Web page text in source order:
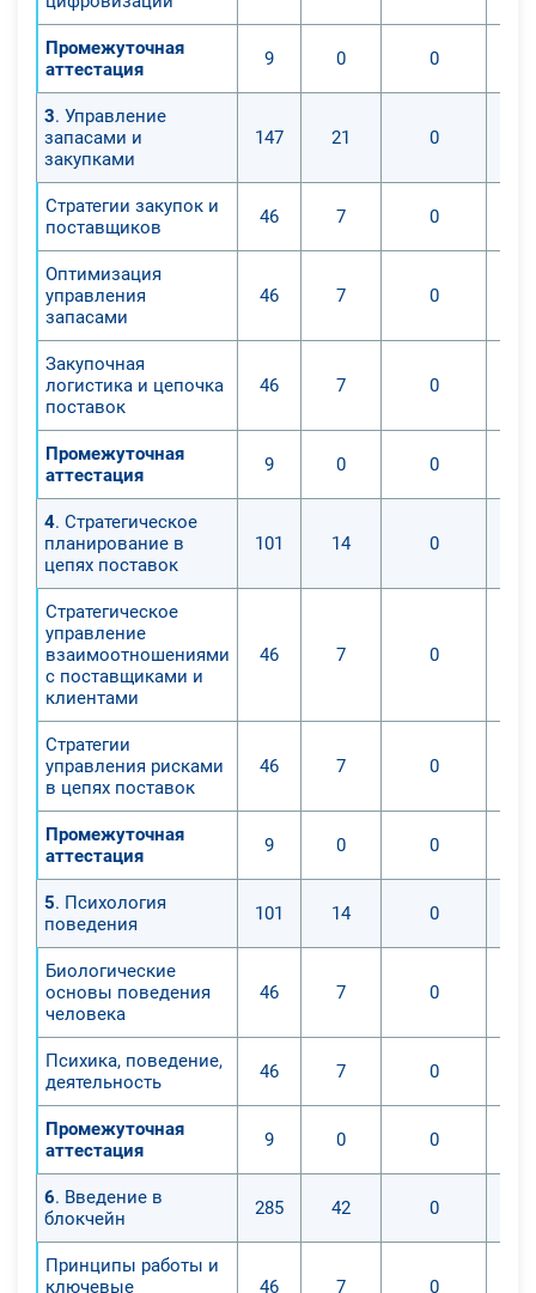
Промежуточная
аттестация
9 0 0
3. Управление
запасами и
закупками
147 21 0
Стратегии закупок и
поставщиков
46 7 0
Оптимизация
управления
запасами
46 7 0
Закупочная
логистика и цепочка
поставок
46 7 0
Промежуточная
аттестация
9 0 0
4. Стратегическое
планирование в
цепях поставок
101 14 0
Стратегическое
управление
взаимоотношениями
с поставщиками и
клиентами
46 7 0
Стратегии
управления рисками
в цепях поставок
46 7 0
Промежуточная
аттестация
9 0 0
5. Психология
поведения
101 14 0
Биологические
основы поведения
человека
46 7 0
Психика, поведение,
деятельность
46 7 0
Промежуточная
аттестация
9 0 0
6. Введение в
блокчейн
285 42 0
Принципы работы и
ключевые
46 7 0